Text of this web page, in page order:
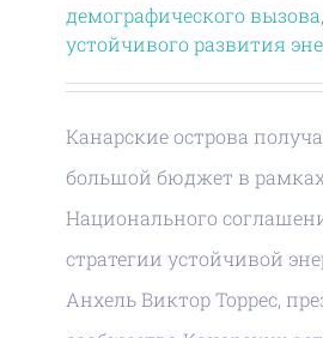
демографического вызова,
устойчивого развития
Канарские острова
большой бюджет в
Национального
стратегии устойчивой
Анхель Виктор Торрес,